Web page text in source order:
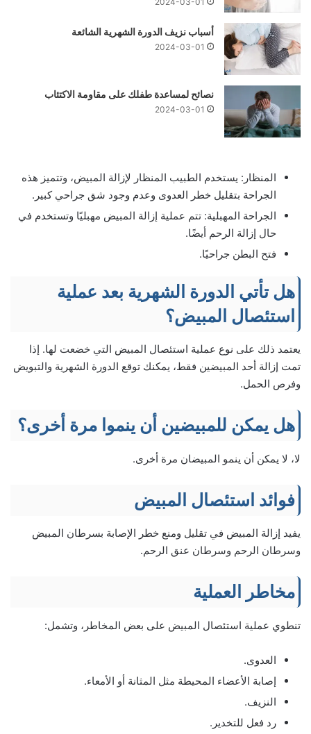
أسباب نزيف الدورة الشهرية الشائعة
2024-03-01
نصائح لمساعدة طفلك على مقاومة الاكتئاب
2024-03-01
المنظار: يستخدم الطبيب المنظار لإزالة المبيض، وتتميز هذه
الجراحة بتقليل خطر العدوى وعدم وجود شق جراحي كبير.
الجراحة المهبلية: تتم عملية إزالة المبيض مهبليًا وتستخدم في
حال إزالة الرحم أيضًا.
فتح البطن جراحيًا.
هل تأتي الدورة الشهرية بعد عملية
استئصال المبيض؟
يعتمد ذلك على نوع عملية استئصال المبيض التي خضعت لها. إذا
تمت إزالة أحد المبيضين فقط، يمكنك توقع الدورة الشهرية والتبويض
وفرص الحمل.
هل يمكن للمبيضين أن ينموا مرة أخرى؟
لا، لا يمكن أن ينمو المبيضان مرة أخرى.
فوائد استئصال المبيض
يفيد إزالة المبيض في تقليل ومنع خطر الإصابة بسرطان المبيض
وسرطان الرحم وسرطان عنق الرحم.
مخاطر العملية
تنطوي عملية استئصال المبيض على بعض المخاطر، وتشمل:
العدوى.
إصابة الأعضاء المحيطة مثل المثانة أو الأمعاء.
النزيف.
رد فعل للتخدير.